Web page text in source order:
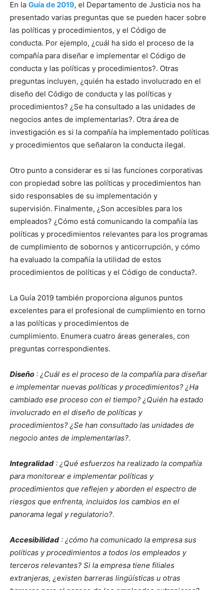
En la Guía de 2019, el Departamento de Justicia nos ha
presentado varias preguntas que se pueden hacer sobre
las políticas y procedimientos, y el Código de
conducta. Por ejemplo, ¿cuál ha sido el proceso de la
compañía para diseñar e implementar el Código de
conducta y las políticas y procedimientos?. Otras
preguntas incluyen, ¿quién ha estado involucrado en el
diseño del Código de conducta y las políticas y
procedimientos? ¿Se ha consultado a las unidades de
negocios antes de implementarlas?. Otra área de
investigación es si la compañía ha implementado políticas
y procedimientos que señalaron la conducta ilegal.
Otro punto a considerar es si las funciones corporativas
con propiedad sobre las políticas y procedimientos han
sido responsables de su implementación y
supervisión. Finalmente, ¿Son accesibles para los
empleados? ¿Cómo está comunicando la compañía las
políticas y procedimientos relevantes para los programas
de cumplimiento de sobornos y anticorrupción, y cómo
ha evaluado la compañía la utilidad de estos
procedimientos de políticas y el Código de conducta?.
La Guía 2019 también proporciona algunos puntos
excelentes para el profesional de cumplimiento en torno
a las políticas y procedimientos de
cumplimiento. Enumera cuatro áreas generales, con
preguntas correspondientes.
Diseño : ¿Cuál es el proceso de la compañía para diseñar
e implementar nuevas políticas y procedimientos? ¿Ha
cambiado ese proceso con el tiempo? ¿Quién ha estado
involucrado en el diseño de políticas y
procedimientos? ¿Se han consultado las unidades de
negocio antes de implementarlas?.
Integralidad : ¿Qué esfuerzos ha realizado la compañía
para monitorear e implementar políticas y
procedimientos que reflejen y aborden el espectro de
riesgos que enfrenta, incluidos los cambios en el
panorama legal y regulatorio?.
Accesibilidad : ¿cómo ha comunicado la empresa sus
políticas y procedimientos a todos los empleados y
terceros relevantes? Si la empresa tiene filiales
extranjeras, ¿existen barreras lingüísticas u otras